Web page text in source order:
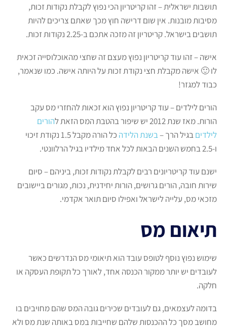
תושבות ישראלית – זהו קריטריון הכי נפוץ לקבלת נקודות זכות,
מסיבות מובנות. אין שום דרישה חוץ מכך שאתם צריכים להיות
תושבים בישראל. קריטריון זה מזכה אתכם ב-2.25 נקודות זכות.
אישה – זהו עוד קריטריון נפוץ מעצם זה שחצי מהאוכלוסייה זכאית
לו 🙂 אישה מקבלת חצי נקודת זכות על היותה אישה. כמו שנאמר,
כבוד למגזר!
הורים לילדים – עוד קריטריון נפוץ הוא זכאות להחזרי מס עקב
הורות. מאז שנת 2012 יש שיפור בהטבת המס הזאת ל
הורים
לילדיםבגיל הרך –בשנת הלידה
כל הורה מקבל 1.5 נקודת זיכוי
ו-2.5 בחמש השנים הבאות לכל אחד מילדיו בגיל הרלוונטי.
ישנם עוד קריטריונים רבים לקבלת נקודות זכות, ביניהם – סיום
שירות חובה, הורים גרושים, הורות יחידנית, נכות, מגורים ביישובים
מזכאי מס, עלייה לישראל ואפילו סיום תואר אקדמי.
תיאום מס
שימוש נפוץ נוסף לטופס עובד הוא תיאומי מס הנדרשים כאשר
לעובדים יש יותר ממקור הכנסה אחד, לאורך כל תקופת העסקה או
חלקה.
בדומה לעצמאים, גם לעובדים שכירים גובה המס שהם מחויבים בו
מחושב מסך כל ההכנסות שלהם שחייבות במס באותה שנת מס ולא